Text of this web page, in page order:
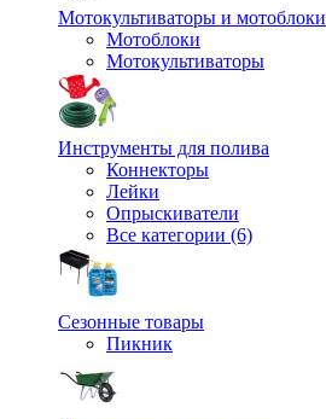
Мотокультиваторы и мотоблоки
Мотоблоки
Мотокультиваторы
Инструменты для полива
Коннекторы
Лейки
Опрыскиватели
Все категории (6)
Сезонные товары
Пикник